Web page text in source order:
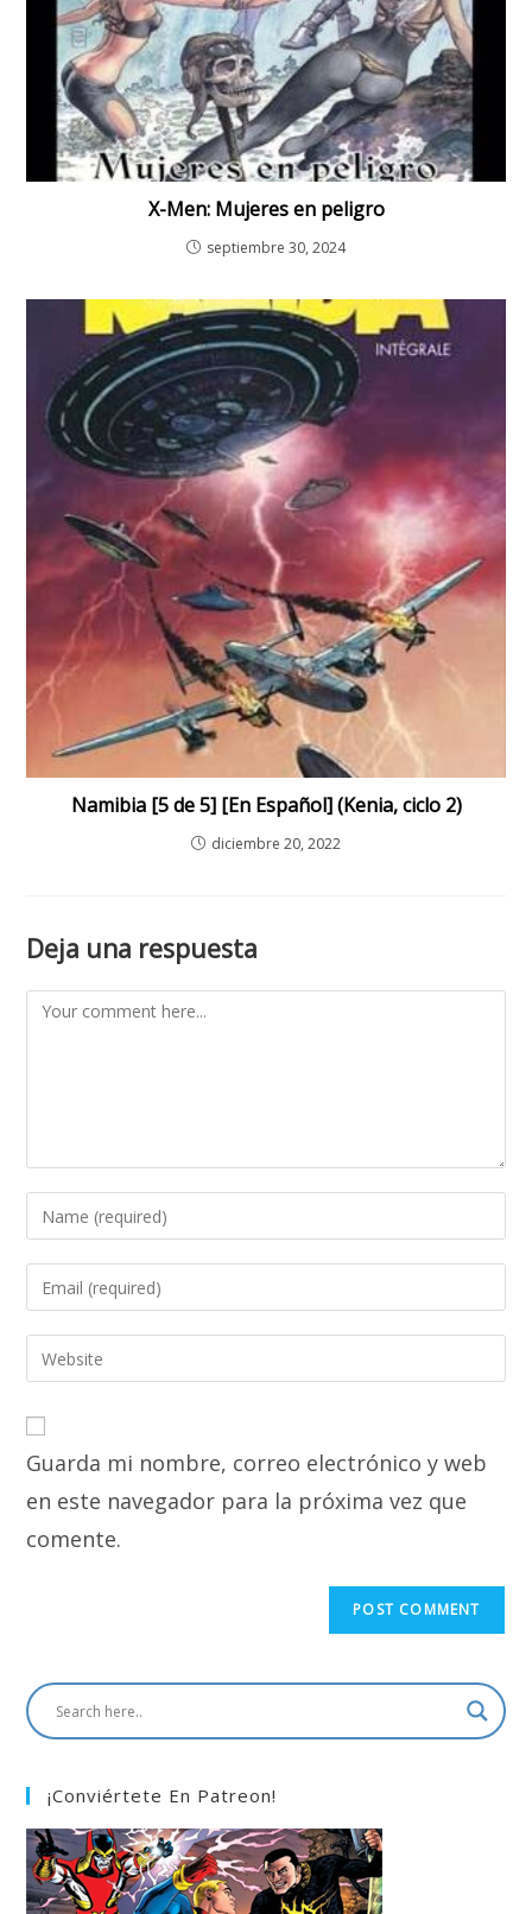
X-Men: Mujeres en peligro
septiembre 30, 2024
Namibia [5 de 5] [En Español] (Kenia, ciclo 2)
diciembre 20, 2022
Deja una respuesta
Comment
Enter
your
name
to
comment
Enter
your
email
address
Enter
your
URL
(optional)
Guarda mi nombre, correo electrónico y web
en este navegador para la próxima vez que
comente.
¡Conviértete En Patreon!